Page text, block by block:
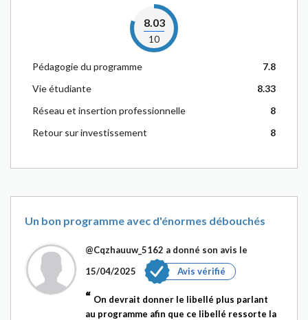
8.03
10
Pédagogie du programme
7.8
Vie étudiante
8.33
Réseau et insertion professionnelle
8
Retour sur investissement
8
Un bon programme avec d'énormes débouchés
@Cqzhauuw_5162 a donné son avis le
15/04/2025
Avis vérifié
On devrait donner le libellé plus parlant
au programme afin que ce libellé ressorte la